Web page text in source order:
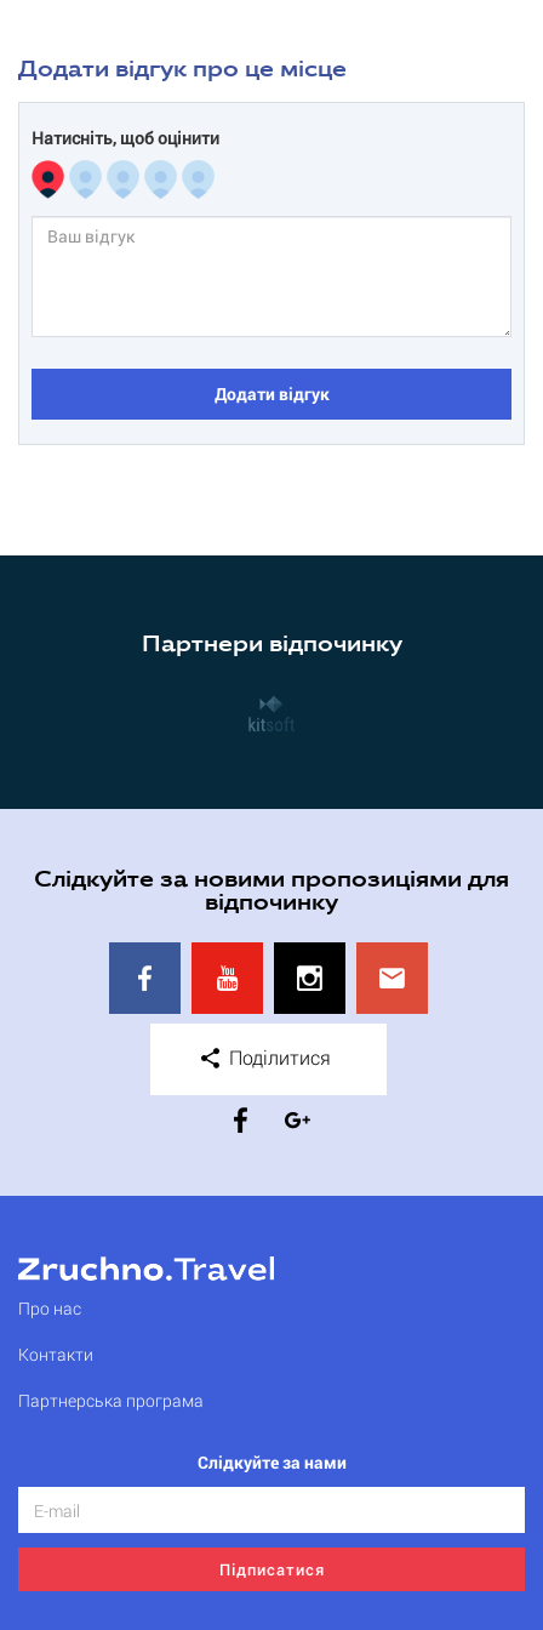
Додати відгук про це місце
Натисніть, щоб оцінити
Додати відгук
Партнери відпочинку
Слідкуйте за новими пропозиціями для
відпочинку
Поділитися
Про нас
Контакти
Партнерська програма
Слідкуйте за нами
Підписатися